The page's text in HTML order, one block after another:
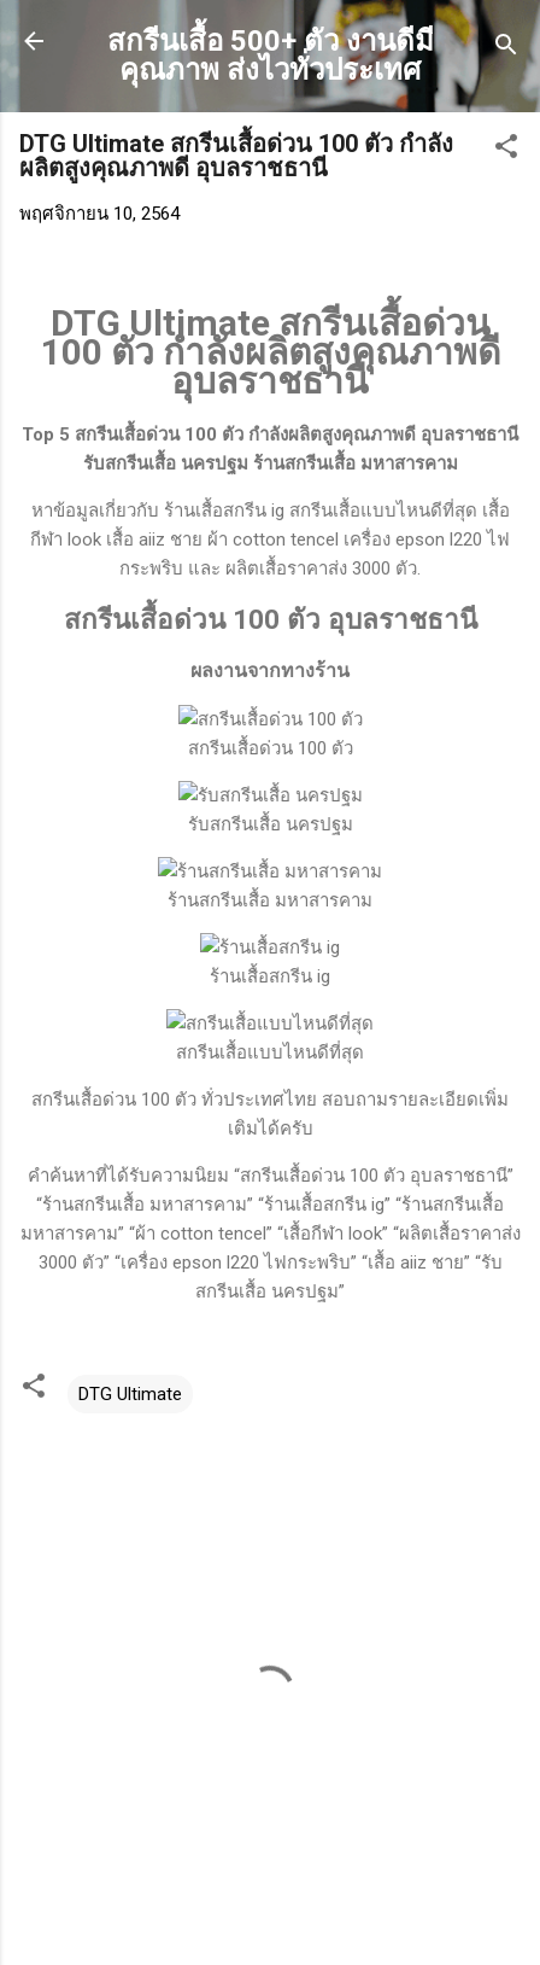
ข้ามไปที่เนื้อหาหลัก
สกรีนเสื้อ 500+ ตัว งานดีมี
คุณภาพ ส่งไวทั่วประเทศ
DTG Ultimate สกรีนเสื้อด่วน 100 ตัว กำลัง
ผลิตสูงคุณภาพดี อุบลราชธานี
พฤศจิกายน 10, 2564
DTG Ultimate สกรีนเสื้อด่วน
100 ตัว กำลังผลิตสูงคุณภาพดี
อุบลราชธานี
Top 5 สกรีนเสื้อด่วน 100 ตัว กำลังผลิตสูงคุณภาพดี อุบลราชธานี
รับสกรีนเสื้อ นครปฐม ร้านสกรีนเสื้อ มหาสารคาม
หาข้อมูลเกี่ยวกับ ร้านเสื้อสกรีน ig สกรีนเสื้อแบบไหนดีที่สุด เสื้อ
กีฬา look เสื้อ aiiz ชาย ผ้า cotton tencel เครื่อง epson l220 ไฟ
กระพริบ และ ผลิตเสื้อราคาส่ง 3000 ตัว.
สกรีนเสื้อด่วน 100 ตัว อุบลราชธานี
ผลงานจากทางร้าน
สกรีนเสื้อด่วน 100 ตัว
รับสกรีนเสื้อ นครปฐม
ร้านสกรีนเสื้อ มหาสารคาม
ร้านเสื้อสกรีน ig
สกรีนเสื้อแบบไหนดีที่สุด
สกรีนเสื้อด่วน 100 ตัว ทั่วประเทศไทย สอบถามรายละเอียดเพิ่ม
เติมได้ครับ
คำค้นหาที่ได้รับความนิยม “สกรีนเสื้อด่วน 100 ตัว อุบลราชธานี”
“ร้านสกรีนเสื้อ มหาสารคาม” “ร้านเสื้อสกรีน ig” “ร้านสกรีนเสื้อ
มหาสารคาม” “ผ้า cotton tencel” “เสื้อกีฬา look” “ผลิตเสื้อราคาส่ง
3000 ตัว” “เครื่อง epson l220 ไฟกระพริบ” “เสื้อ aiiz ชาย” “รับ
สกรีนเสื้อ นครปฐม”
DTG Ultimate